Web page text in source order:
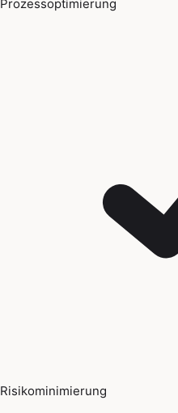
Prozessoptimierung
Risikominimierung